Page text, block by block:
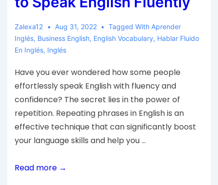
Zalexa12 Aug 31, 2022 Tagged With Aprender
Inglés, Business English, English Vocabulary, Hablar Fluido
En Inglés, Inglés
Have you ever wondered how some people
effortlessly speak English with fluency and
confidence? The secret lies in the power of
repetition. Repeating phrases in English is an
effective technique that can significantly boost
your language skills and help you …
Read more →